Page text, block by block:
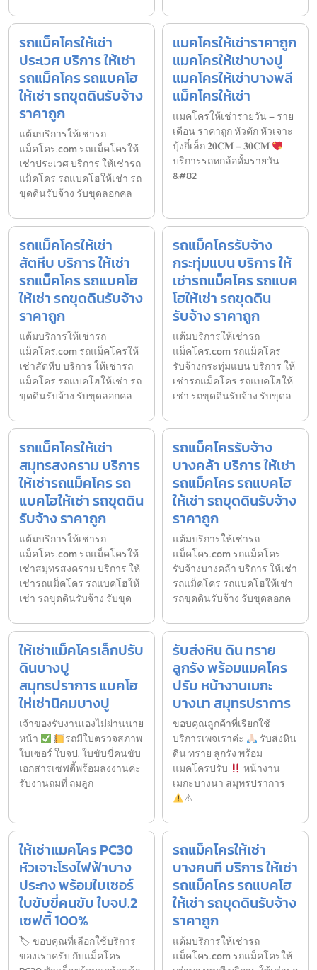
รถแม็คโครให้เช่า
ประเวศ บริการ ให้เช่า
รถแม็คโคร รถแบคโฮ
ให้เช่า รถขุดดินรับจ้าง
ราคาถูก
แต้มบริการให้เช่ารถ
แม็คโคร.com รถแม็คโครให้
เช่าประเวศ บริการ ให้เช่ารถ
แม็คโคร รถแบคโฮให้เช่า รถ
ขุดดินรับจ้าง รับขุดลอกคล
แมคโครให้เช่าราคาถูก
แมคโครให้เช่าบางปู
แมคโครให้เช่าบางพลี
แม็คโครให้เช่า
แมคโครให้เช่ารายวัน – ราย
เดือน ราคาถูก หัวตัก หัวเจาะ
บุ้งกี๋เล็ก 𝟐𝟎𝐂𝐌 – 𝟑𝟎𝐂𝐌
บริการรถหกล้อดั้มรายวัน
&#82
รถแม็คโครให้เช่า
สัตหีบ บริการ ให้เช่า
รถแม็คโคร รถแบคโฮ
ให้เช่า รถขุดดินรับจ้าง
ราคาถูก
แต้มบริการให้เช่ารถ
แม็คโคร.com รถแม็คโครให้
เช่าสัตหีบ บริการ ให้เช่ารถ
แม็คโคร รถแบคโฮให้เช่า รถ
ขุดดินรับจ้าง รับขุดลอกคล
รถแม็คโครรับจ้าง
กระทุ่มแบน บริการ ให้
เช่ารถแม็คโคร รถแบค
โฮให้เช่า รถขุดดิน
รับจ้าง ราคาถูก
แต้มบริการให้เช่ารถ
แม็คโคร.com รถแม็คโคร
รับจ้างกระทุ่มแบน บริการ ให้
เช่ารถแม็คโคร รถแบคโฮให้
เช่า รถขุดดินรับจ้าง รับขุดล
รถแม็คโครให้เช่า
สมุทรสงคราม บริการ
ให้เช่ารถแม็คโคร รถ
แบคโฮให้เช่า รถขุดดิน
รับจ้าง ราคาถูก
แต้มบริการให้เช่ารถ
แม็คโคร.com รถแม็คโครให้
เช่าสมุทรสงคราม บริการ ให้
เช่ารถแม็คโคร รถแบคโฮให้
เช่า รถขุดดินรับจ้าง รับขุด
รถแม็คโครรับจ้าง
บางคล้า บริการ ให้เช่า
รถแม็คโคร รถแบคโฮ
ให้เช่า รถขุดดินรับจ้าง
ราคาถูก
แต้มบริการให้เช่ารถ
แม็คโคร.com รถแม็คโคร
รับจ้างบางคล้า บริการ ให้เช่า
รถแม็คโคร รถแบคโฮให้เช่า
รถขุดดินรับจ้าง รับขุดลอกค
ให้เช่าแม็คโครเล็กปรับ
ดินบางปู
สมุทรปราการ แบคโฮ
ให่เช่านิคมบางปู
เจ้าของรับงานเองไม่ผ่านนาย
หน้า
รถมีใบตรวจสภาพ
ใบเซอร์ ใบจป. ใบขับขี่คนขับ
เอกสารเซฟตี้พร้อมลงงานค่ะ
รับงานถมที่ ถมลูก
รับส่งหิน ดิน ทราย
ลูกรัง พร้อมแมคโคร
ปรับ หน้างานเมกะ
บางนา สมุทรปราการ
ขอบคุณลูกค้าที่เรียกใช้
บริการเพจเราค่ะ
รับส่งหิน
ดิน ทราย ลูกรัง พร้อม
แมคโครปรับ
หน้างาน
เมกะบางนา สมุทรปราการ
⚠
ให้เช่าแมคโคร PC30
หัวเจาะโรงไฟฟ้าบาง
ประกง พร้อมใบเซอร์
ใบขับขี่คนขับ ใบจป.2
เซฟตี้ 100%
🏷 ขอบคุณที่เลือกใช้บริการ
ของเราครับ กับแม็คโคร
รถแม็คโครให้เช่า
บางคนที บริการ ให้เช่า
รถแม็คโคร รถแบคโฮ
ให้เช่า รถขุดดินรับจ้าง
ราคาถูก
แต้มบริการให้เช่ารถ
แม็คโคร.com รถแม็คโครให้